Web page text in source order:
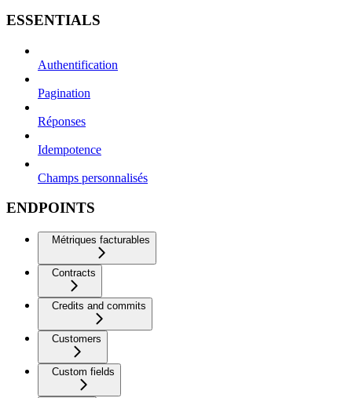
ESSENTIALS
Authentification
Pagination
Réponses
Idempotence
Champs personnalisés
ENDPOINTS
Métriques facturables
Contracts
Credits and commits
Customers
Custom fields